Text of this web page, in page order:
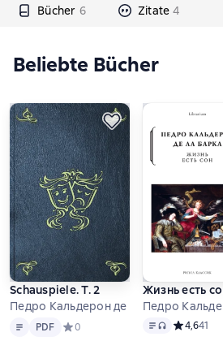
Bücher 6 Zitate 4
Beliebte Bücher
Schauspiele. T. 2
Педро Кальдерон де ла Барка
Text PDF
PDF Средний рейтинг 0 на основе 0
0
Жизнь есть
Педро
Text, Средний
4,641